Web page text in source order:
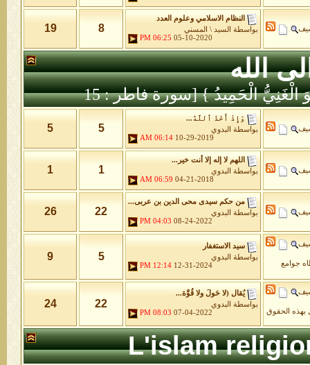
النظام الاسلامي وعلوم العدد
بواسطة
السيد \ المسني
05-10-2020
06:25 PM
8
19
الله
الْغَنِيُّ الْحَمِيدُ } [سورة فاطر : 15
وَإِذْ أَخَذَ ٱللَّهُ...
بواسطة
البدوي
10-29-2019
06:14 AM
5
5
اللهم لا إله إلا أنت خير...
بواسطة
البدوي
04-21-2018
06:59 AM
1
1
من حكم سيدى محى الدين بن عربى...
بواسطة
البدوي
08-24-2022
04:03 PM
22
26
جوامع
سيد الاستغفار
بواسطة
البدوي
12-31-2024
12:14 PM
5
9
بهذه الحقوق
يُقال (لا حَولَ ولا قُوَّة...
بواسطة
البدوي
07-04-2022
08:03 PM
22
24
L'islam